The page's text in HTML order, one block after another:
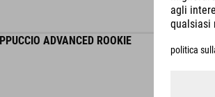
sui trend attuali. Grazie alla stretta
ADVANCED ROOKIE